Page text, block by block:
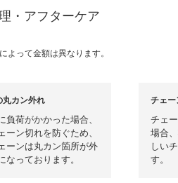
・アフターケア
よって金額は異なります。
丸カン外れ
負荷がかかった場合、
ーン切れを防ぐため、
ーンは丸カン箇所が外
なっております。
チェー
チェ
場合
しい
す。